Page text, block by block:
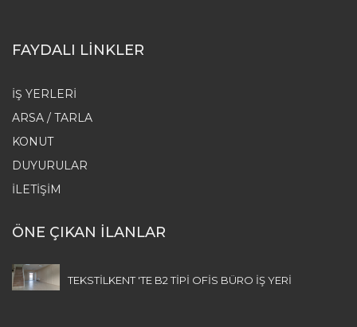
FAYDALI LİNKLER
İŞ YERLERI
ARSA / TARLA
KONUT
DUYURULAR
İLETIŞIM
ÖNE ÇIKAN İLANLAR
TEKSTİLKENT 'TE B2 TİPİ OFİS BÜRO İŞ YERİ